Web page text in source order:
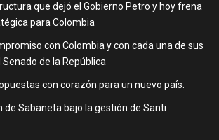
que dejó el Gobierno Petro y hoy frena
para Colombia
con Colombia y con cada una de sus
de la República
con corazón para un nuevo país.
de Sabaneta bajo la gestión de Santi